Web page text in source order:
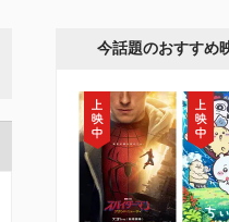
今話題のおすすめ